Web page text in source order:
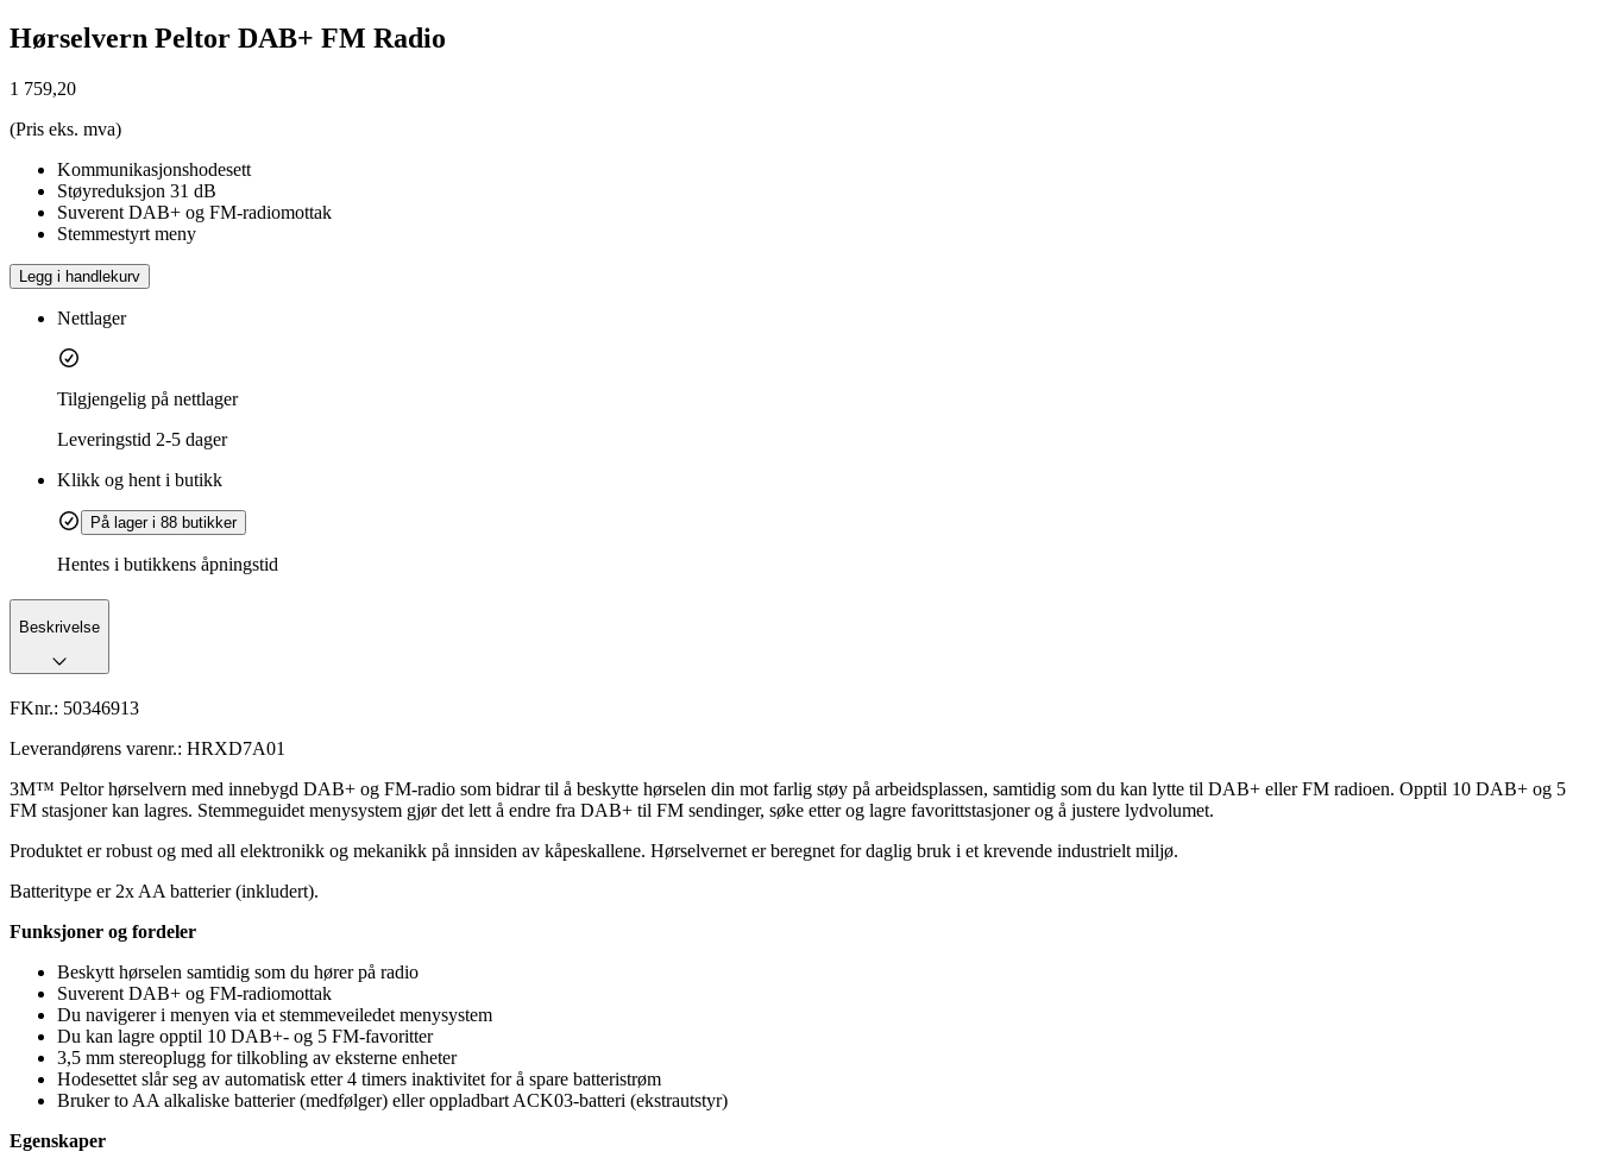
Hørselvern Peltor DAB+ FM Radio
1 759,20
(Pris eks. mva)
Kommunikasjonshodesett
Støyreduksjon 31 dB
Suverent DAB+ og FM-radiomottak
Stemmestyrt meny
Legg i handlekurv
Nettlager
Tilgjengelig på nettlager
Leveringstid 2-5 dager
Klikk og hent i butikk
På lager i 88 butikker
Hentes i butikkens åpningstid
Beskrivelse
FKnr.: 50346913
Leverandørens varenr.: HRXD7A01
3M™ Peltor hørselvern med innebygd DAB+ og FM-radio som bidrar til å beskytte hørselen din mot farlig støy på arbeidsplassen, samtidig som du kan lytte til DAB+ eller FM radioen. Opptil 10 DAB+ og 5
FM stasjoner kan lagres. Stemmeguidet menysystem gjør det lett å endre fra DAB+ til FM sendinger, søke etter og lagre favorittstasjoner og å justere lydvolumet.
Produktet er robust og med all elektronikk og mekanikk på innsiden av kåpeskallene. Hørselvernet er beregnet for daglig bruk i et krevende industrielt miljø.
Batteritype er 2x AA batterier (inkludert).
Funksjoner og fordeler
Beskytt hørselen samtidig som du hører på radio
Suverent DAB+ og FM-radiomottak
Du navigerer i menyen via et stemmeveiledet menysystem
Du kan lagre opptil 10 DAB+- og 5 FM-favoritter
3,5 mm stereoplugg for tilkobling av eksterne enheter
Hodesettet slår seg av automatisk etter 4 timers inaktivitet for å spare batteristrøm
Bruker to AA alkaliske batterier (medfølger) eller oppladbart ACK03-batteri (ekstrautstyr)
Egenskaper